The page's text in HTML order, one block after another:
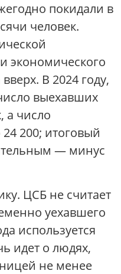
покидали в
человек.
экономического
В 2024 году,
выехавших
а число
200; итоговый
— минус
ЦСБ не считает
уехавшего
используется
идет о людях,
не менее